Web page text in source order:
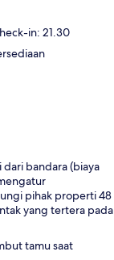
in: 21.30
bandara (biaya
pihak properti 48
yang tertera pada
tamu saat